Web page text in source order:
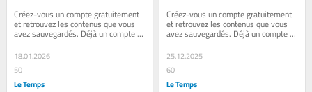
les dessins de «Charlie
Hebdo»
Créez-vous un compte gratuitement
et retrouvez les contenus que vous
avez sauvegardés. Déjà un compte ?
Se connecter Faites plaisir à vos...
18.01.2026
50
Le Temps
être honnête?
Créez-vous un compte gratuitement
et retrouvez les contenus que vous
avez sauvegardés. Déjà un compte ?
Se connecter Faites plaisir à vos...
25.12.2025
60
Le Temps